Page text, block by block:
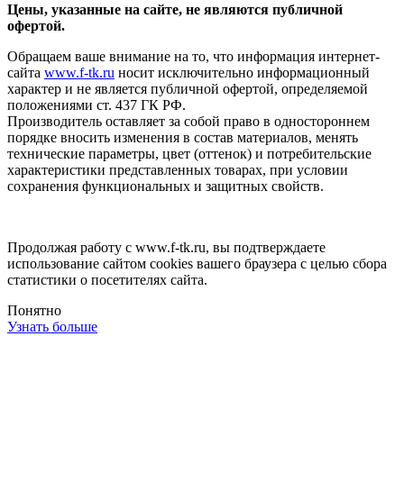
Цены, указанные на сайте, не являются публичной
офертой.
Обращаем ваше внимание на то, что информация интернет-
сайта www.f-tk.ru носит исключительно информационный
характер и не является публичной офертой, определяемой
положениями ст. 437 ГК РФ.
Производитель оставляет за собой право в одностороннем
порядке вносить изменения в состав материалов, менять
технические параметры, цвет (оттенок) и потребительские
характеристики представленных товарах, при условии
сохранения функциональных и защитных свойств.
Продолжая работу с www.f-tk.ru, вы подтверждаете
использование сайтом cookies вашего браузера с целью сбора
статистики о посетителях сайта.
Понятно
Узнать больше